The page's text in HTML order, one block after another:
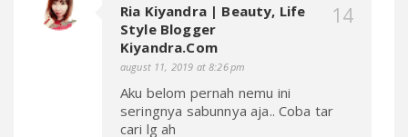
Ria Kiyandra | Beauty, Life
Style Blogger
Kiyandra.com
august 11, 2019 at 8:26 pm
Aku belom pernah nemu ini
seringnya sabunnya aja.. Coba tar
cari lg ah